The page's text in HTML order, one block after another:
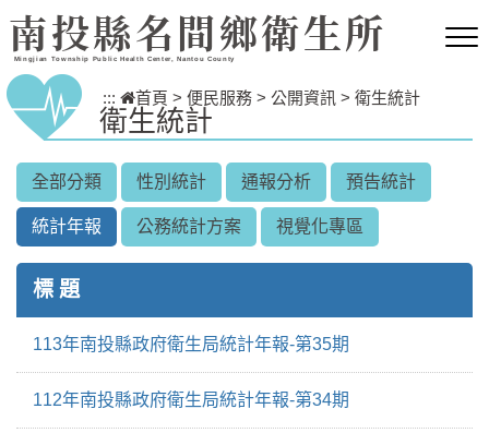
跳到主要內容區塊
南投縣名間鄉衛生所
Mingjian Township Public Health Center, Nantou County
::: 首頁 > 便民服務 > 公開資訊 > 衛生統計
衛生統計
全部分類 性別統計 通報分析 預告統計
統計年報 公務統計方案 視覺化專區
標 題
113年南投縣政府衛生局統計年報-第35期
112年南投縣政府衛生局統計年報-第34期